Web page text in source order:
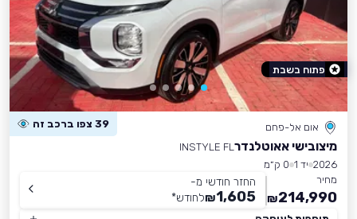
אום אל-פחם 39 צפו ברכב זה
מיצובישי אאוטלנדר INSTYLE FL
2026 יד 1
0 ק״מ
מחיר
214,990
₪
החזר חודשי מ-
1,605
₪לחודש*
פתוח בשבת